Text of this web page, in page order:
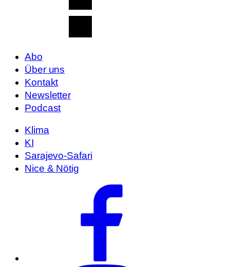
Abo
Über uns
Kontakt
Newsletter
Podcast
Klima
KI
Sarajevo-Safari
Nice & Nötig